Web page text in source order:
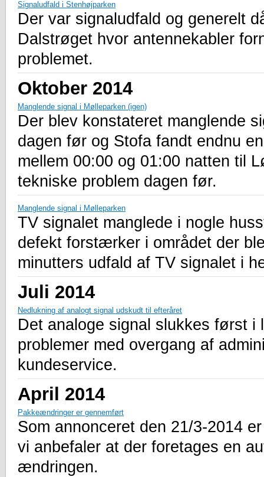
Signaludfald i Stenhøjparken
Der var signaludfald og generelt
Dalstrøget hvor antennekabler
problemet.
Oktober 2014
Manglende signal i Mølleparken (igen)
Der blev konstateret manglende
dagen før og Stofa fandt endnu
mellem 00:00 og 01:00 natten til
tekniske problem dagen før.
Manglende signal i Mølleparken
TV signalet manglede i nogle
defekt forstærker i området der
minutters udfald af TV signalet i
Juli 2014
Nedlukning af analogt signal udskudt til efteråret
Det analoge signal slukkes først
problemer med overgang af
kundeservice.
April 2014
Pakkeændringer er gennemført
Som annonceret den 21/3-2014
vi anbefaler at der foretages en
ændringen.